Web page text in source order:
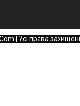
| Усі права захищені